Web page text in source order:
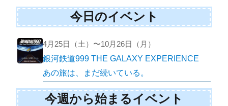
今日のイベント
4月25日（土）〜10月26日（月）
銀河鉄道999 THE GALAXY EXPERIENCE
あの旅は、まだ続いている。
今週から始まるイベント